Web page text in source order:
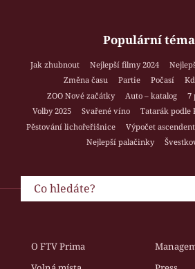
Populární
Jak zhubnout Nejlepší filmy 2024
Změna času
Partie Počasí
ZOO Nové začátky
Auto – katalog
7
Volby 2025
Svařené víno Tatarák podle
Pěstování lichořeřišnice
Výpočet
Nejlepší palačinky
O FTV Prima